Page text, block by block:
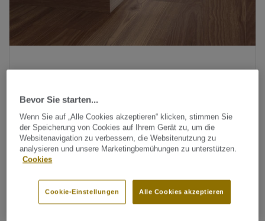
Alle Designs anzeigen (200)
Dekorative Sockelleisten für
Bevor Sie starten...
Wenn Sie auf „Alle Cookies akzeptieren“ klicken, stimmen Sie
der Speicherung von Cookies auf Ihrem Gerät zu, um die
Websitenavigation zu verbessern, die Websitenutzung zu
analysieren und unsere Marketingbemühungen zu unterstützen.
Cookies
Alle Cookies akzeptieren
Cookie-Einstellungen